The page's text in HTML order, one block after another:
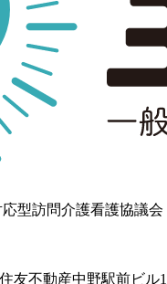
型訪問介護看護協議会
友不動産中野駅前ビル